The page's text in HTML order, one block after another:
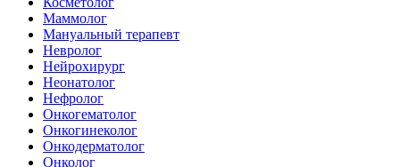
Маммолог
Мануальный терапевт
Невролог
Нейрохирург
Неонатолог
Нефролог
Онкогематолог
Онкогинеколог
Онкодерматолог
Онколог